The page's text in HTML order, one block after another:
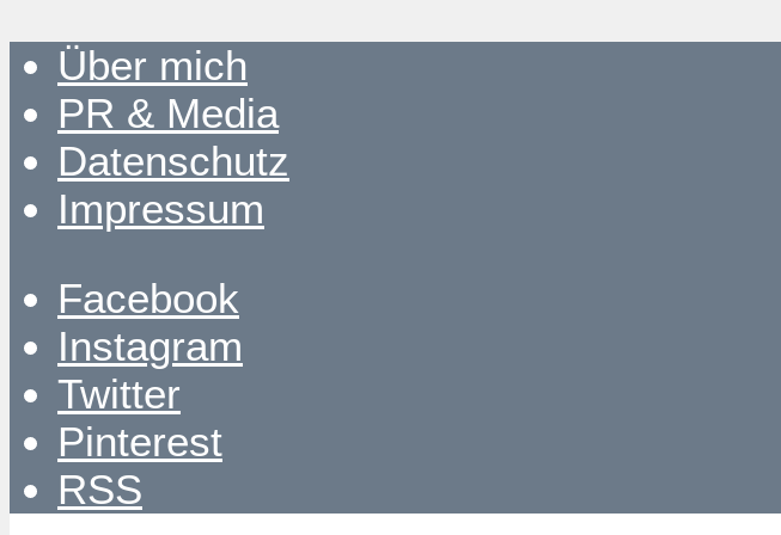
Über mich
PR & Media
Datenschutz
Impressum
Facebook
Instagram
Twitter
Pinterest
RSS